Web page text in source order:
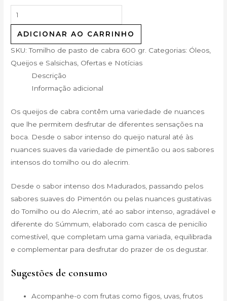
ADICIONAR AO CARRINHO
SKU:Tomilho de pasto de cabra 600 gr. Categorias: Óleos,
Queijos e Salsichas Ofertas e Notícias
Descrição
Informação adicional
Os queijos de cabra contêm uma variedade de nuances
que lhe permitem desfrutar de diferentes sensações na
boca. Desde o sabor intenso do queijo natural até às
nuances suaves da variedade de pimentão ou aos sabores
intensos do tomilho ou do alecrim.
Desde o sabor intenso dos Madurados, passando pelos
sabores suaves do Pimentón ou pelas nuances gustativas
do Tomilho ou do Alecrim, até ao sabor intenso, agradável e
diferente do Súmmum, elaborado com casca de penicílio
comestível, que completam uma gama variada, equilibrada
e complementar para desfrutar do prazer de os degustar.
Sugestões de consumo
Acompanhe-o com frutas como figos, uvas, frutos